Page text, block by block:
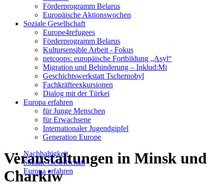
Förderprogramm Belarus
Europäische Aktionswochen
Soziale Gesellschaft
Europe4refugees
Förderprogramm Belarus
Kultursensible Arbeit - Fokus
netcoops: europäische Fortbildung „Asyl“
Migration und Behinderung – Inklud:Mi
Geschichtswerkstatt Tschernobyl
Fachkräfteexkursionen
Dialog mit der Türkei
Europa erfahren
für Junge Menschen
für Erwachsene
Internationaler Jugendgipfel
Generation Europe
Veranstaltungen in Minsk und
Charkiw
Nachhaltigkeit
Soziale Gesellschaft
Europa erfahren